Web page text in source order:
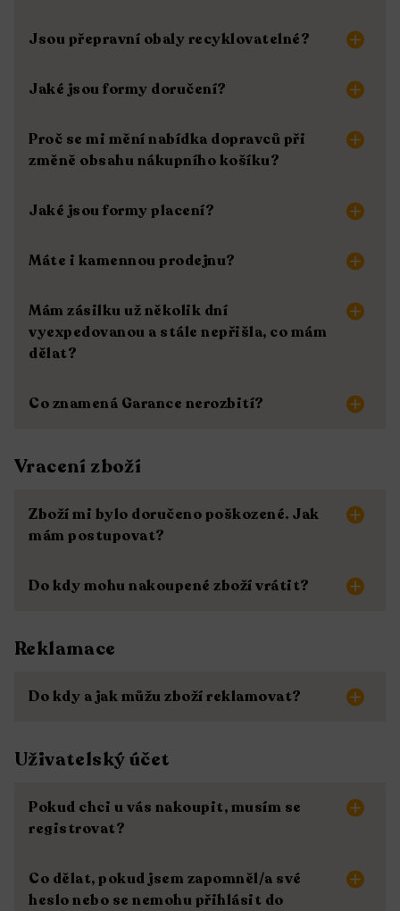
Jsou přepravní obaly recyklovatelné?
Jaké jsou formy doručení?
Proč se mi mění nabídka dopravců při
změně obsahu nákupního košíku?
Jaké jsou formy placení?
Máte i kamennou prodejnu?
Mám zásilku už několik dní
vyexpedovanou a stále nepřišla, co mám
dělat?
Co znamená Garance nerozbití?
Vracení zboží
Zboží mi bylo doručeno poškozené. Jak
mám postupovat?
Do kdy mohu nakoupené zboží vrátit?
Reklamace
Do kdy a jak můžu zboží reklamovat?
Uživatelský účet
Pokud chci u vás nakoupit, musím se
registrovat?
Co dělat, pokud jsem zapomněl/a své
heslo nebo se nemohu přihlásit do